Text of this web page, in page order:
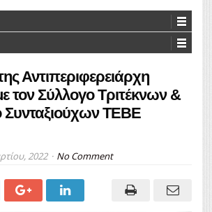
Αντιπεριφερειάρχη
τον Σύλλογο Τριτέκνων &
Συνταξιούχων ΤΕΒΕ
2022 No Comment